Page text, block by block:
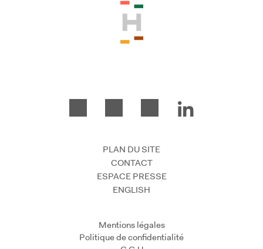
PLAN DU SITE
CONTACT
ESPACE PRESSE
ENGLISH
Mentions légales
Politique de confidentialité